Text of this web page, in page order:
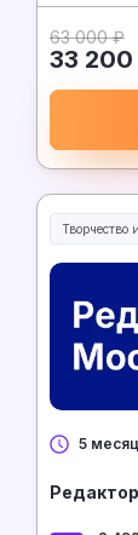
63 000 ₽
33
Творчество
Творчество,
5